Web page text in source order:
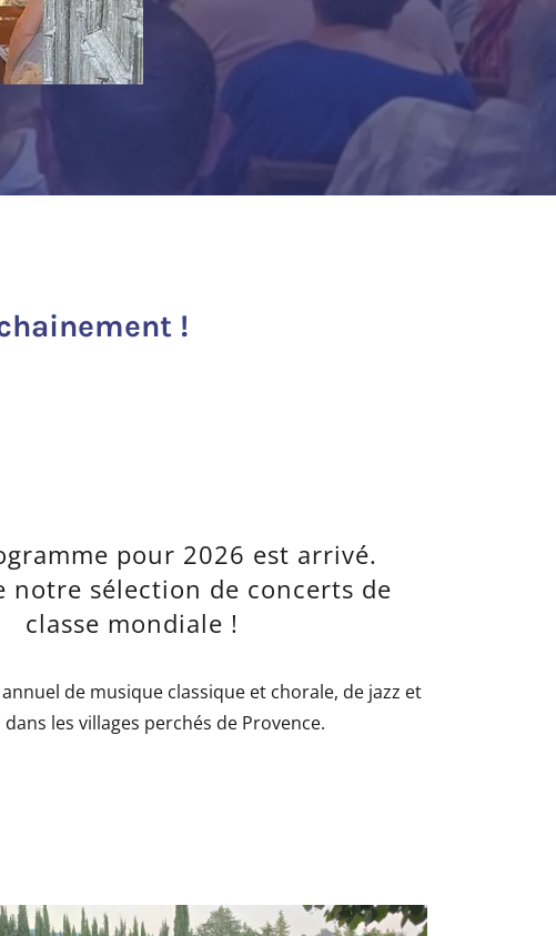
!
pour 2026 est arrivé.
notre sélection de concerts de
classe mondiale !
de musique classique et chorale, de jazz et
les villages perchés de Provence.